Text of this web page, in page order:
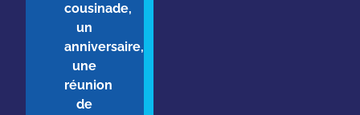
cousinade,
un
anniversaire,
une
réunion
de